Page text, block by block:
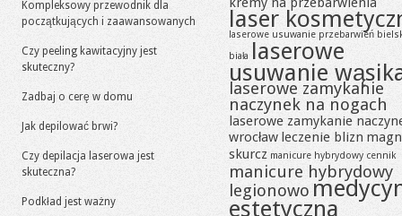
Kompleksowy przewodnik dla
początkujących i zaawansowanych
Czy peeling kawitacyjny jest
skuteczny?
Zadbaj o cerę w domu
Jak depilować brwi?
Czy depilacja laserowa jest
skuteczna?
Podkład jest ważny
laser
laserowe usuwanie przebarwień
biała laserowe
usuwanie
laserowe zamykanie
naczynek na nogach
laserowe zamykanie
wrocław leczenie blizn
skurcz manicure hybrydowy cennik
manicure hybrydowy
legionowo
estetyczna